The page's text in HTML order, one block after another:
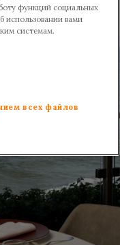
функций социальных
использовании вами
системам.
всех файлов